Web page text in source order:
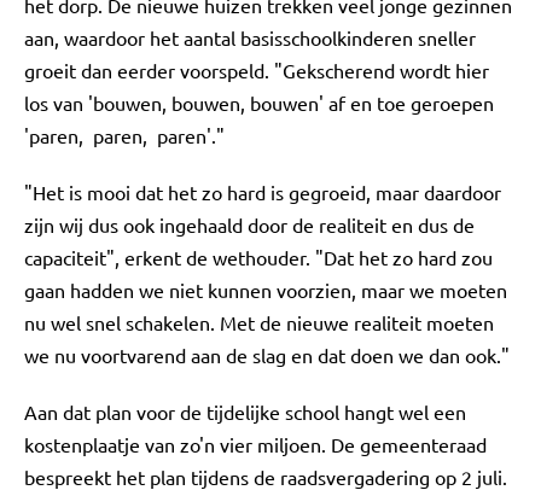
aan, waardoor het aantal basisschoolkinderen sneller
groeit dan eerder voorspeld. "Gekscherend wordt hier
los van 'bouwen, bouwen, bouwen' af en toe geroepen
'paren, paren, paren'."
"Het is mooi dat het zo hard is gegroeid, maar daardoor
zijn wij dus ook ingehaald door de realiteit en dus de
capaciteit", erkent de wethouder. "Dat het zo hard zou
gaan hadden we niet kunnen voorzien, maar we moeten
nu wel snel schakelen. Met de nieuwe realiteit moeten
we nu voortvarend aan de slag en dat doen we dan ook."
Aan dat plan voor de tijdelijke school hangt wel een
kostenplaatje van zo'n vier miljoen. De gemeenteraad
bespreekt het plan tijdens de raadsvergadering op 2 juli.